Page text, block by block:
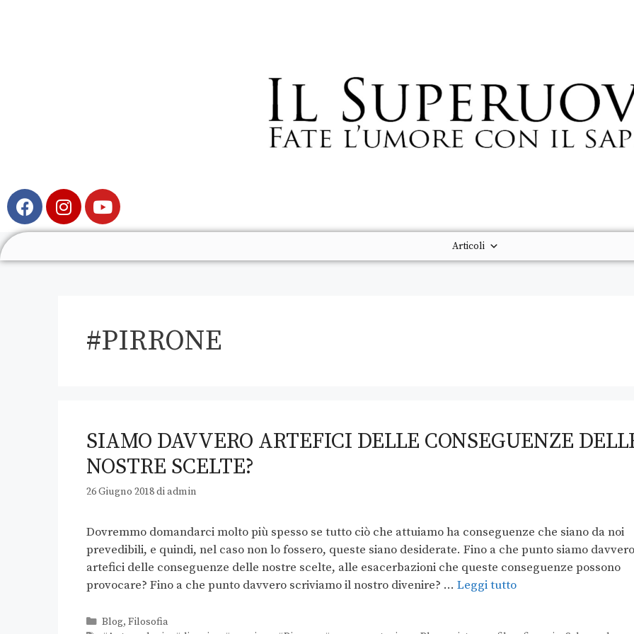
Articoli
#PIRRONE
SIAMO DAVVERO ARTEFICI DELLE CONSEGUENZE
NOSTRE SCELTE?
26 Giugno 2018diadmin
Dovremmo domandarci molto più spesso se tutto ciò che attuiamo ha conseguenze che siano da noi
prevedibili, e quindi, nel caso non lo fossero, queste siano desiderate. Fino a che punto siamo davvero
artefici delle conseguenze delle nostre scelte, alle esacerbazioni che queste conseguenze possono
provocare? Fino a che punto davvero scriviamo il nostro divenire? … Leggi tutto
Blog, Filosofia